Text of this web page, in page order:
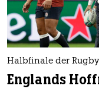
Halbfinale der
Englands